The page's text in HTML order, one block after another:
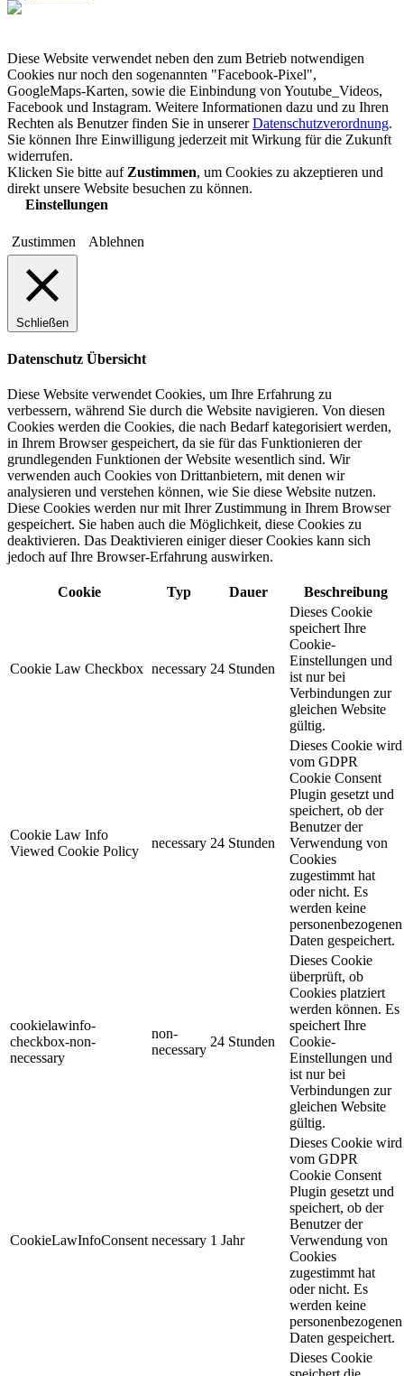
Diese Website verwendet neben den zum Betrieb notwendigen
Cookies nur noch den sogenannten "Facebook-Pixel",
GoogleMaps-Karten, sowie die Einbindung von Youtube_Videos,
Facebook und Instagram. Weitere Informationen dazu und zu Ihren
Rechten als Benutzer finden Sie in unsererDatenschutzverordnung.
Sie können Ihre Einwilligung jederzeit mit Wirkung für die Zukunft
widerrufen.
Klicken Sie bitte auf Zustimmen, um Cookies zu akzeptieren und
direkt unsere Website besuchen zu können.
Einstellungen
Zustimmen Ablehnen
Schließen
Datenschutz Übersicht
Diese Website verwendet Cookies, um Ihre Erfahrung zu
verbessern, während Sie durch die Website navigieren. Von diesen
Cookies werden die Cookies, die nach Bedarf kategorisiert werden,
in Ihrem Browser gespeichert, da sie für das Funktionieren der
grundlegenden Funktionen der Website wesentlich sind. Wir
verwenden auch Cookies von Drittanbietern, mit denen wir
analysieren und verstehen können, wie Sie diese Website nutzen.
Diese Cookies werden nur mit Ihrer Zustimmung in Ihrem Browser
gespeichert. Sie haben auch die Möglichkeit, diese Cookies zu
deaktivieren. Das Deaktivieren einiger dieser Cookies kann sich
jedoch auf Ihre Browser-Erfahrung auswirken.
Cookie Typ Dauer Beschreibung
Cookie Law Checkbox necessary 24 Stunden
Dieses Cookie
speichert Ihre
Cookie-
Einstellungen und
ist nur bei
Verbindungen zur
gleichen Website
gültig.
Cookie Law Info
Viewed Cookie Policy
necessary 24 Stunden
Dieses Cookie wird
vom GDPR
Cookie Consent
Plugin gesetzt und
speichert, ob der
Benutzer der
Verwendung von
Cookies
zugestimmt hat
oder nicht. Es
werden keine
personenbezogenen
Daten gespeichert.
cookielawinfo-
checkbox-non-
necessary
non-
necessary
24 Stunden
Dieses Cookie
überprüft, ob
Cookies platziert
werden können. Es
speichert Ihre
Cookie-
Einstellungen und
ist nur bei
Verbindungen zur
gleichen Website
gültig.
CookieLawInfoConsent necessary 1 Jahr
Dieses Cookie wird
vom GDPR
Cookie Consent
Plugin gesetzt und
speichert, ob der
Benutzer der
Verwendung von
Cookies
zugestimmt hat
oder nicht. Es
werden keine
personenbezogenen
Daten gespeichert.
Dieses Cookie